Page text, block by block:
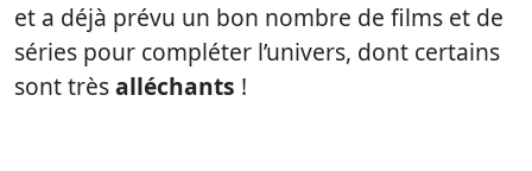
et a déjà prévu un bon nombre de films et de
séries pour compléter l’univers, dont certains
sont trèsalléchants !